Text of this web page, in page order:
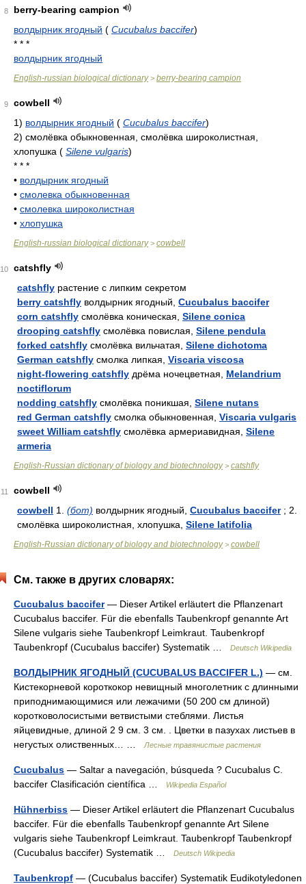
8
berry-bearing campion
волдырник ягодный ( Cucubalus baccifer)
* * *
волдырник ягодный
English-russian biological dictionary> berry-bearing campion
9
cowbell
1) волдырник ягодный ( Cucubalus baccifer)
2) смолёвка обыкновенная, смолёвка широколистная,
хлопушка ( Silene vulgaris)
* * *
• волдырник ягодный
• смолевка обыкновенная
• смолевка широколистная
• хлопушка
English-russian biological dictionary> cowbell
10
catshfly
catshfly растение с липким секретом
berry catshfly волдырник ягодный, Cucubalus baccifer
corn catshfly смолёвка коническая, Silene conica
drooping catshfly смолёвка повислая, Silene pendula
forked catshfly смолёвка вильчатая, Silene dichotoma
German catshfly смолка липкая, Viscaria viscosa
night-flowering catshfly дрёма ночецветная, Melandrium
noctiflorum
nodding catshfly смолёвка поникшая, Silene nutans
red German catshfly смолка обыкновенная, Viscaria vulgaris
sweet William catshfly смолёвка армериавидная, Silene
armeria
English-Russian dictionary of biology and biotechnology> catshfly
11
cowbell
cowbell 1. (бот) волдырник ягодный, Cucubalus baccifer ; 2.
смолёвка широколистная, хлопушка, Silene latifolia
English-Russian dictionary of biology and biotechnology> cowbell
См. также в других словарях:
Cucubalus baccifer— Dieser Artikel erläutert die Pflanzenart
Cucubalus baccifer. Für die ebenfalls Taubenkropf genannte Art
Silene vulgaris siehe Taubenkropf Leimkraut. Taubenkropf
Taubenkropf (Cucubalus baccifer) Systematik …
Deutsch Wikipedia
ВОЛДЫРНИК ЯГОДНЫЙ (CUCUBALUS BACCIFER L.) — см.
Кистекорневой короткокор невищный многолетник с длинными
приподнимающимися или лежачими (50 200 см длиной)
коротковолосистыми ветвистыми стеблями. Листья
яйцевидные, длиной 2 9 см. 3 см. . Цветки в пазухах листьев в
негустых олиственных… …
Лесные травянистые растения
Cucubalus — Saltar a navegación, búsqueda ? Cucubalus C.
baccifer Clasificación científica …
Wikipedia Español
Hühnerbiss — Dieser Artikel erläutert die Pflanzenart Cucubalus
baccifer. Für die ebenfalls Taubenkropf genannte Art Silene
vulgaris siehe Taubenkropf Leimkraut. Taubenkropf Taubenkropf
(Cucubalus baccifer) Systematik …
Deutsch Wikipedia
Taubenkropf — (Cucubalus baccifer) Systematik Eudikotyledonen